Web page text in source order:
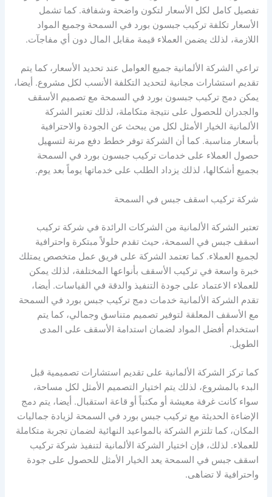
تفصيل كامل لكل الأسعار لتكون واضحة وشفافة. كما تشمل
الأسعار تكلفة تركيب جبسون بورد في السمحة وجميع المواد
اللازمة، لذلك يضمن العملاء قيمة مقابل المال دون أي مفاجآت.
تراعي الشركة الألمانية جميع العوامل عند تحديد الأسعار، كما يتم
تقديم استشارات مجانية لتحديد التكلفة الأنسب لكل مشروع. أيضا،
يمكن دمج تركيب جبسون بورد في السمحة مع تصميم الأسقف
والجدران للحصول على نتيجة متكاملة، لذلك تعتبر الشركة
الألمانية الخيار الأمثل لكل من يبحث عن الجودة والاحترافية
بأسعار مناسبة. كما أن الشركة توفر خطط دفع مرنة لتسهيل
حصول العملاء على خدمات تركيب جبسون بورد في السمحة
بجميع أشكالها، لذلك يزداد الطلب على خدماتها يوماً بعد يوم.
شركة تركيب اسقف جبس في السمحة
تعتبر الشركة الألمانية من الشركات الرائدة في شركة تركيب
اسقف جبس في السمحة، حيث تقدم حلولاً مبتكرة واحترافية
لجميع العملاء. كما تعتمد الشركة على فريق عمل متخصص يمتلك
خبرة واسعة في تركيب الأسقف بأنواعها المختلفة، لذلك يمكن
للعملاء الاعتماد على جودة التنفيذ والدقة في القياسات. أيضا،
تقدم الشركة الألمانية خدمات دمج تركيب جبس بورد في السمحة
مع الأسقف المعلقة لتوفير تصميم متناسق وجمالي، كما يتم
استخدام أفضل المواد لضمان استدامة الأسقف على المدى
الطويل.
كما تركز الشركة الألمانية على تقديم استشارات تصميمية قبل
البدء بالمشروع، لذلك يتم اختيار التصميم الأمثل لكل مساحة،
سواء كانت غرفة معيشة أو مكتباً أو قاعة استقبال. أيضا، يتم دمج
الإضاءة الحديثة مع تركيب جبس بورد في السمحة لزيادة جماليات
المكان، كما تلتزم الشركة بالمواعيد النهائية لضمان تجربة متكاملة
للعملاء. لذلك، فإن اختيار الشركة الألمانية لتنفيذ شركة تركيب
اسقف جبس في السمحة يعد الخيار الأمثل للحصول على جودة
واحترافية لا تضاهى.